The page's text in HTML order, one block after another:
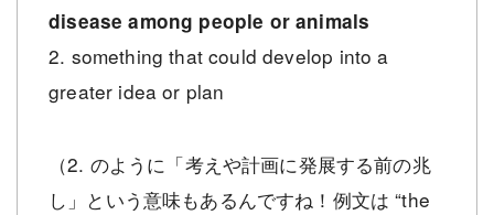
disease among people or animals
2. something that could develop into a
greater idea or plan
（2. のように「考えや計画に発展する前の兆
し」という意味もあるんですね！例文は “the